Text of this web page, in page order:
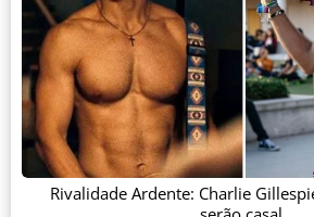
Rivalidade Ardente: Charlie